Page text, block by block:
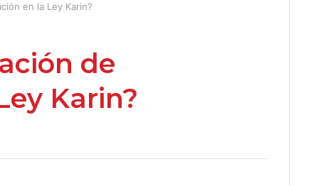
en la Ley Karin?
de
Karin?